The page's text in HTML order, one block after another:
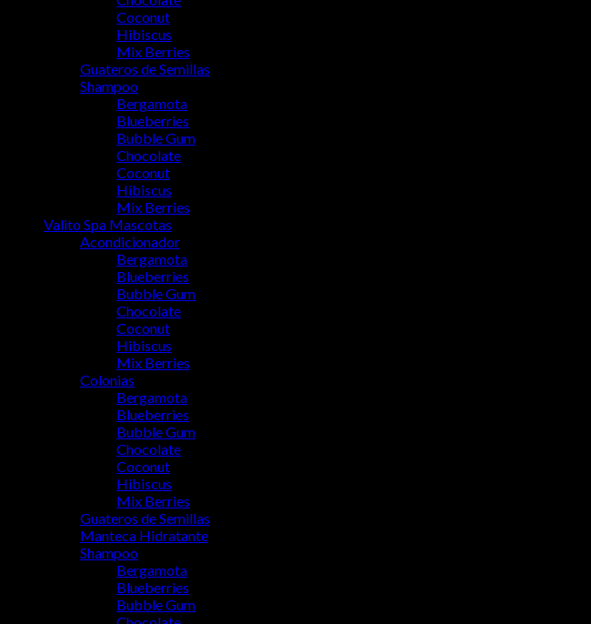
Coconut
Hibiscus
Mix Berries
Guateros de Semillas
Shampoo
Bergamota
Blueberries
Bubble Gum
Chocolate
Coconut
Hibiscus
Mix Berries
Valito Spa Mascotas
Acondicionador
Bergamota
Blueberries
Bubble Gum
Chocolate
Coconut
Hibiscus
Mix Berries
Colonias
Bergamota
Blueberries
Bubble Gum
Chocolate
Coconut
Hibiscus
Mix Berries
Guateros de Semillas
Manteca Hidratante
Shampoo
Bergamota
Blueberries
Bubble Gum